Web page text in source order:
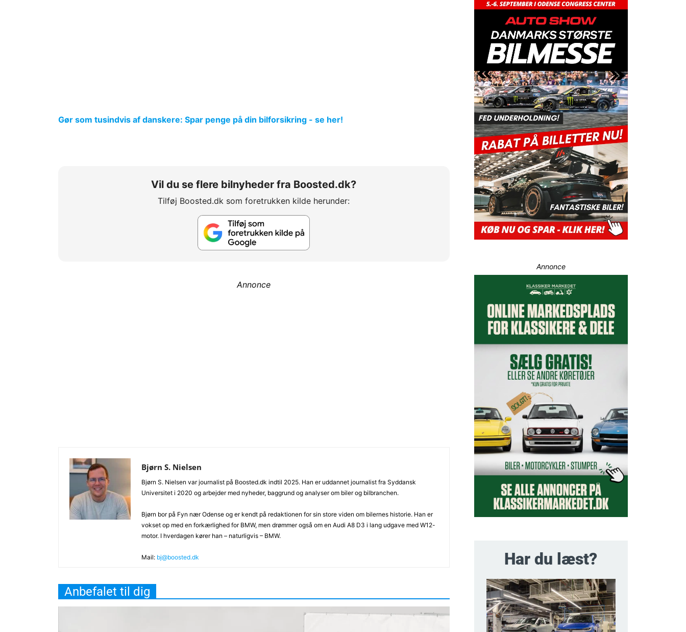
Gør som tusindvis af danskere: Spar penge på din bilforsikring - se her!
Vil du se flere bilnyheder fra Boosted.dk?
Tilføj Boosted.dk som foretrukken kilde herunder:
Annonce
Bjørn S. Nielsen
Bjørn S. Nielsen var journalist på Boosted.dk indtil 2025. Han er uddannet journalist fra Syddansk
Universitet i 2020 og arbejder med nyheder, baggrund og analyser om biler og bilbranchen.
Bjørn bor på Fyn nær Odense og er kendt på redaktionen for sin store viden om bilernes historie. Han er
vokset op med en forkærlighed for BMW, men drømmer også om en Audi A8 D3 i lang udgave med W12-
motor. I hverdagen kører han – naturligvis – BMW.
Mail: bj@boosted.dk
Annonce
Har du læst?